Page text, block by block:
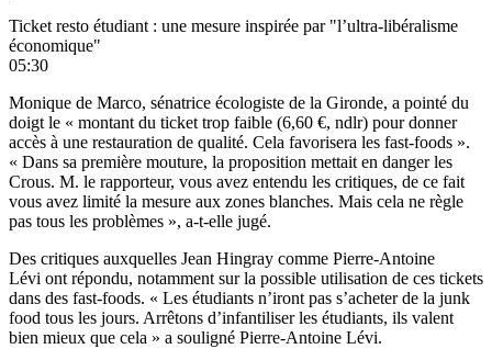
Ticket resto étudiant : une mesure inspirée par "l’ultra-libéralisme
économique"
05:30
Monique de Marco, sénatrice écologiste de la Gironde, a pointé du
doigt le « montant du ticket trop faible (6,60 €, ndlr) pour donner
accès à une restauration de qualité. Cela favorisera les fast-foods ».
« Dans sa première mouture, la proposition mettait en danger les
Crous. M. le rapporteur, vous avez entendu les critiques, de ce fait
vous avez limité la mesure aux zones blanches. Mais cela ne règle
pas tous les problèmes », a-t-elle jugé.
Des critiques auxquelles Jean Hingray comme Pierre-Antoine
Lévi ont répondu, notamment sur la possible utilisation de ces tickets
dans des fast-foods. « Les étudiants n’iront pas s’acheter de la junk
food tous les jours. Arrêtons d’infantiliser les étudiants, ils valent
bien mieux que cela » a souligné Pierre-Antoine Lévi.